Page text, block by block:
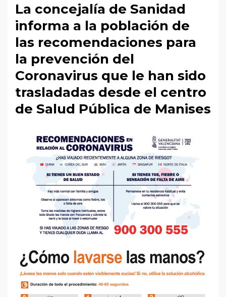
La concejalía de Sanidad
informa a la población de
las recomendaciones para
la prevención del
Coronavirus que le han sido
trasladadas desde el centro
de Salud Pública de Manises